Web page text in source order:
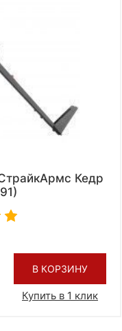
Кедр
В КОРЗИНУ
Купить в 1 клик